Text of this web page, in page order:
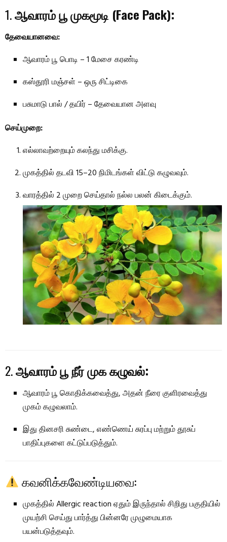
1.ஆவாரம் பூ முகமூடி (Face Pack):
தேவையானவை:
ஆவாரம் பூ பொடி – 1 மேசை கரண்டி
கஸ்தூரி மஞ்சள் – ஒரு சிட்டிகை
பசுமாடு பால் / தயிர் – தேவையான அளவு
செய்முறை:
எல்லாவற்றையும் கலந்து மசிக்கு.
முகத்தில் தடவி 15–20 நிமிடங்கள் விட்டு கழுவவும்.
வாரத்தில் 2 முறை செய்தால் நல்ல பலன் கிடைக்கும்.
2.ஆவாரம் பூ நீர் முக கழுவல்:
ஆவாரம் பூ கொதிக்கவைத்து, அதன் நீரை குளிரவைத்து
முகம் கழுவலாம்.
இது தினசரி சுண்டை, எண்ணெய் சுரப்பு மற்றும் தூசுப்
பாதிப்புகளை கட்டுப்படுத்தும்.
கவனிக்கவேண்டியவை:
முகத்தில் Allergic reaction ஏதும் இருந்தால் சிறிது பகுதியில்
முயற்சி செய்து பார்த்து பின்னரே முழுமையாக
பயன்படுத்தவும்.